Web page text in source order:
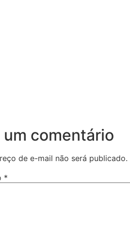
um comentário
de e-mail não será publicado.
*